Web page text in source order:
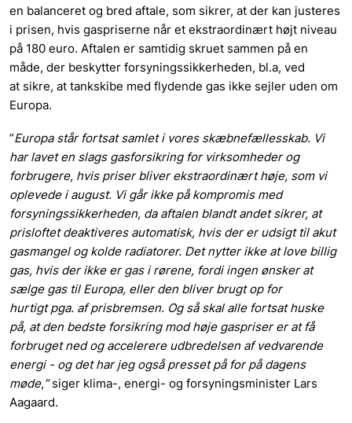
en balanceret og bred aftale, som sikrer, at der kan justeres
i prisen, hvis gaspriserne når et ekstraordinært højt niveau
på 180 euro. Aftalen er samtidig skruet sammen på en
måde, der beskytter forsyningssikkerheden, bl.a, ved
at sikre, at tankskibe med flydende gas ikke sejler uden om
Europa.
”Europa står fortsat samlet i vores skæbnefællesskab. Vi
har lavet en slags gasforsikring for virksomheder og
forbrugere, hvis priser bliver ekstraordinært høje, som vi
oplevede i august. Vi går ikke på kompromis med
forsyningssikkerheden, da aftalen blandt andet sikrer, at
prisloftet deaktiveres automatisk, hvis der er udsigt til akut
gasmangel og kolde radiatorer. Det nytter ikke at love billig
gas, hvis der ikke er gas i rørene, fordi ingen ønsker at
sælge gas til Europa, eller den bliver brugt op for
hurtigt pga. af prisbremsen. Og så skal alle fortsat huske
på, at den bedste forsikring mod høje gaspriser er at få
forbruget ned og accelerere udbredelsen af vedvarende
energi - og det har jeg også presset på for på dagens
møde,”siger klima-, energi- og forsyningsminister Lars
Aagaard.